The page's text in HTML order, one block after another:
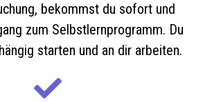
bekommst du sofort und
zum Selbstlernprogramm. Du
starten und an dir arbeiten.